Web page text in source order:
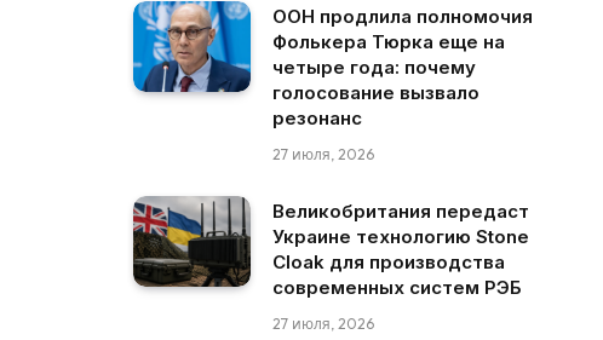
ООН продлила полномочия
Фолькера Тюрка еще на
четыре года: почему
голосование вызвало
резонанс
27 июля, 2026
Великобритания передаст
Украине технологию Stone
Cloak для производства
современных систем РЭБ
27 июля, 2026